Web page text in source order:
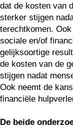
dat de kosten van
sterker stijgen
terechtkomen.
sociale en/of
gelijksoortige
de kosten van de
stijgen nadat
Ook neemt de
financiële
De beide